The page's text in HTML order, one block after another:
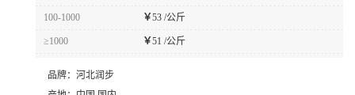
100-1000 ￥53 /公斤
≥1000 ￥51 /公斤
品牌： 河北润步